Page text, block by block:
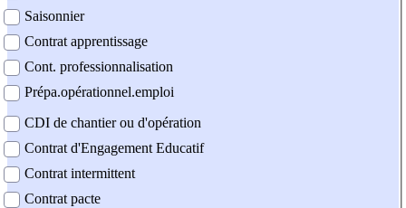
Saisonnier
Contrat apprentissage
Cont. professionnalisation
Prépa.opérationnel.emploi
CDI de chantier ou d'opération
Contrat d'Engagement Educatif
Contrat intermittent
Contrat pacte